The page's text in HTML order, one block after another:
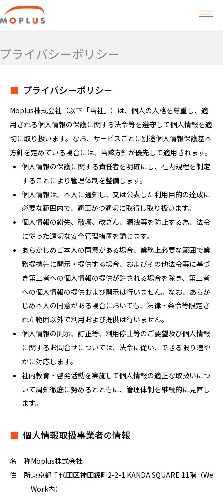
プライバシーポリシー
プライバシーポリシー
Moplus株式会社（以下「当社」）は、個人の人格を尊重し、適
用される個人情報の保護に関する法令等を遵守して個人情報を適
切に取り扱います。なお、サービスごとに別途個人情報保護基本
方針を定めている場合には、当該方針が優先して適用されます。
個人情報の保護に関する責任者を明確にし、社内規程を制定
することにより管理体制を整備します。
個人情報は、本人に通知し、又は公表した利用目的の達成に
必要な範囲内で、適正かつ適切に取得し取り扱います。
個人情報の紛失、破壊、改ざん、漏洩等を防止する為、法令
に従った適切な安全管理措置を講じます。
あらかじめご本人の同意がある場合、業務上必要な範囲で業
務提携先に開示・提供する場合、およびその他法令等に基づ
き第三者への個人情報の提供が許される場合を除き、第三者
への個人情報の提供および開示は行いません。なお、あらか
じめ本人の同意がある場合においても、法律・条令等限定さ
れた範囲以外で利用および提供は行いません。
個人情報の開示、訂正等、利用停止等のご要望及び個人情報
に関するお問合せについては、法令に従い、できる限り速や
かに対応します。
社内教育・啓発活動を実施して個人情報の適正な取扱いにつ
いて周知徹底に努めるとともに、管理体制を継続的に見直し
ます。
個人情報取扱事業者の情報
名 称Moplus株式会社
住 所東京都千代田区神田錦町2-2-1 KANDA SQUARE 11階（We
Work内）